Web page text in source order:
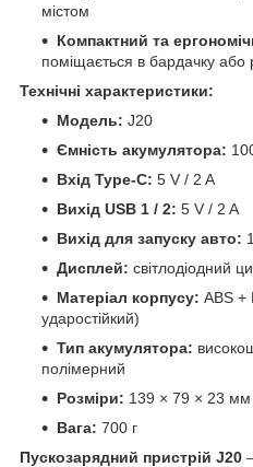
містом
Компактний та
поміщається в бардачку або
Технічні характеристики:
Модель: J20
Ємність акумулятора:
Вхід Type-C: 5 V / 2 A
Вихід USB 1 / 2: 5 V / 2 A
Вихід для запуску авто:
Дисплей: світлодіодний
Матеріал корпусу: ABS +
ударостійкий)
Тип акумулятора:
полімерний
Розміри: 139 × 79 × 23 мм
Вага: 700 г
Пускозарядний пристрій J20